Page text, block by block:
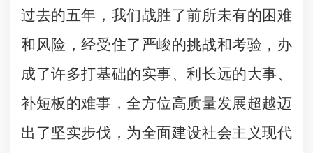
过去的五年，我们战胜了前所未有的困难
和风险，经受住了严峻的挑战和考验，办
成了许多打基础的实事、利长远的大事、
补短板的难事，全方位高质量发展超越迈
出了坚实步伐，为全面建设社会主义现代